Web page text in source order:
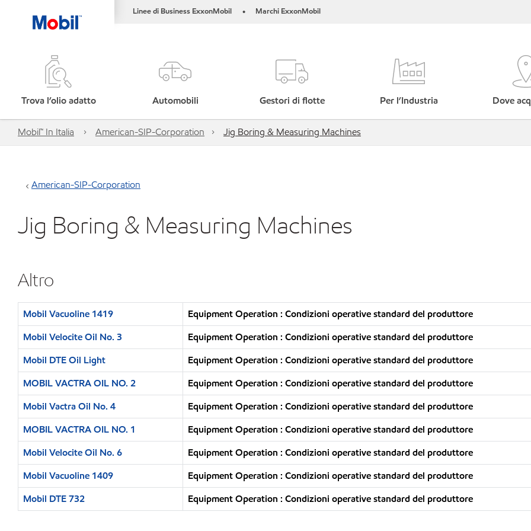
Linee di Business ExxonMobil • Marchi ExxonMobil
Trova l’olio adatto Automobili Gestori di flotte Per l’Industria Dove
Mobil™ In Italia American-SIP-Corporation Jig Boring & Measuring Machines
American-SIP-Corporation
Jig Boring & Measuring Machines
Altro
Mobil Vacuoline 1419
Equipment Operation : Condizioni operative standard del produttore
Mobil Velocite Oil No. 3
Equipment Operation : Condizioni operative standard del produttore
Mobil DTE Oil Light
Equipment Operation : Condizioni operative standard del produttore
MOBIL VACTRA OIL NO. 2
Equipment Operation : Condizioni operative standard del produttore
Mobil Vactra Oil No. 4
Equipment Operation : Condizioni operative standard del produttore
MOBIL VACTRA OIL NO. 1
Equipment Operation : Condizioni operative standard del produttore
Mobil Velocite Oil No. 6
Equipment Operation : Condizioni operative standard del produttore
Mobil Vacuoline 1409
Equipment Operation : Condizioni operative standard del produttore
Mobil DTE 732
Equipment Operation : Condizioni operative standard del produttore